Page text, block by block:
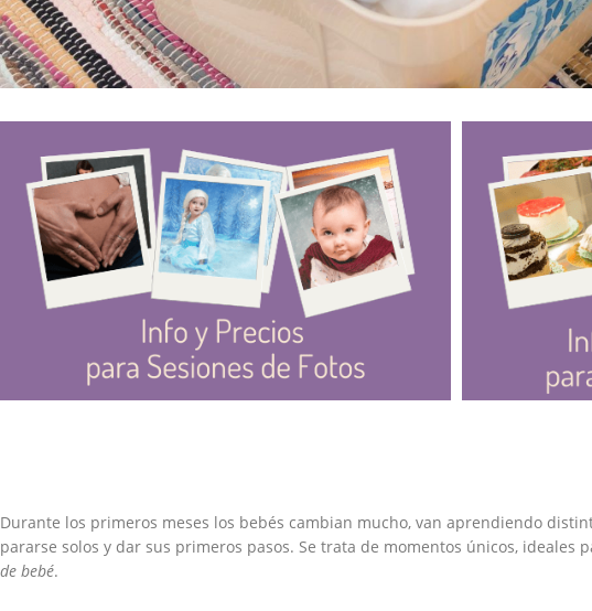
Durante los primeros meses los bebés cambian mucho, van aprendiendo
pararse solos y dar sus primeros pasos. Se trata de momentos únicos, ideales
de bebé.